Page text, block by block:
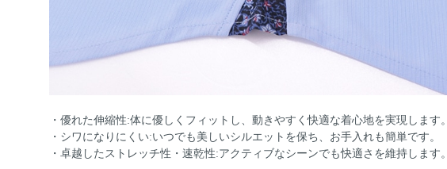
・優れた伸縮性:体に優しくフィットし、動きやすく快適な着心地を実現します。
・シワになりにくい:いつでも美しいシルエットを保ち、お手入れも簡単です。
・卓越したストレッチ性・速乾性:アクティブなシーンでも快適さを維持します。